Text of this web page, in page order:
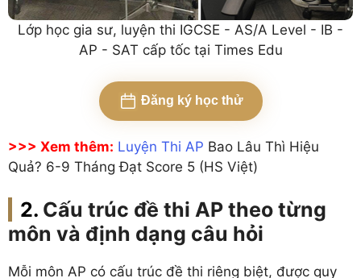
Lớp học gia sư, luyện thi IGCSE - AS/A Level - IB -
AP - SAT cấp tốc tại Times Edu
Đăng ký học thử
>>> Xem thêm: Luyện Thi AP Bao Lâu Thì Hiệu
Quả? 6-9 Tháng Đạt Score 5 (HS Việt)
Cấu trúc đề thi AP theo từng
môn và định dạng câu hỏi
Mỗi môn AP có cấu trúc đề thi riêng biệt, được quy